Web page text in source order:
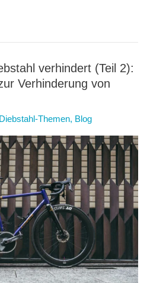
verhindert (Teil 2):
Verhinderung von
Themen, Blog